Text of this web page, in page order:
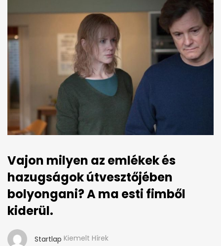
Vajon milyen az emlékek és
hazugságok útvesztőjében
bolyongani? A ma esti fimből
kiderül.
Startlap Kiemelt Hírek